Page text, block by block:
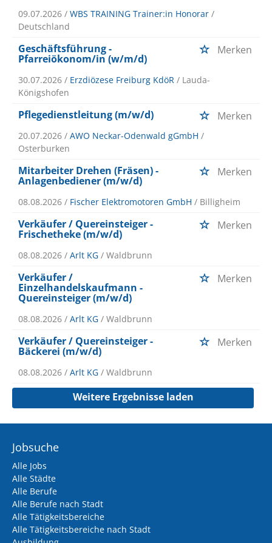
09.07.2026 / WBS TRAINING Trainer:in Honorar /
Deutschland
Geschäftsführung -
Pfarreiökonom/in (w/m/d)
Merken
30.07.2026 / Erzdiözese Freiburg KdöR / Lauda-
Königshofen
Pflegedienstleitung (m/w/d) Merken
20.07.2026 / AWO Neckar-Odenwald gGmbH /
Osterburken
Mitarbeiter Drehen (Fräsen) -
Anlagenbediener (m/w/d)
Merken
08.08.2026 / Fischer Elektromotoren GmbH / Billigheim
Verkäufer / Quereinsteiger -
Frischetheke (m/w/d)
Merken
08.08.2026 / Arlt KG / Waldbrunn
Verkäufer /
Einzelhandelskaufmann -
Quereinsteiger (m/w/d)
Merken
08.08.2026 / Arlt KG / Waldbrunn
Verkäufer / Quereinsteiger -
Bäckerei (m/w/d)
Merken
08.08.2026 / Arlt KG / Waldbrunn
Weitere Ergebnisse laden
Jobsuche
Alle Jobs
Alle Städte
Alle Berufe
Alle Berufe nach Stadt
Alle Tätigkeitsbereiche
Alle Tätigkeitsbereiche nach Stadt